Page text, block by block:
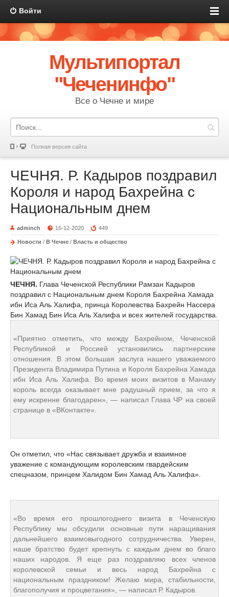
Войти
Мультипортал
"Чеченинфо"
Все о Чечне и мире
Полная версия сайта
ЧЕЧНЯ. Р. Кадыров поздравил
Короля и народ Бахрейна с
Национальным днем
adminch 16-12-2020 449
Новости / В Чечне / Власть и общество
ЧЕЧНЯ. Глава Чеченской Республики Рамзан Кадыров
поздравил с Национальным днем Короля Бахрейна Хамада
ибн Иса Аль Халифа, принца Королевства Бахрейн Нассера
Бин Хамад Бин Иса Аль Халифа и всех жителей государства.
«Приятно отметить, что между Бахрейном, Чеченской
Республикой и Россией установились партнерские
отношения. В этом большая заслуга нашего уважаемого
Президента Владимира Путина и Короля Бахрейна Хамада
ибн Иса Аль Халифа. Во время моих визитов в Манаму
король всегда оказывает мне радушный прием, за что я
ему искренне благодарен», — написал Глава ЧР на своей
странице в «ВКонтакте».
Он отметил, что «Нас связывает дружба и взаимное
уважение с командующим королевским гвардейским
спецназом, принцем Халидом Бин Хамад Аль Халифа».
«Во время его прошлогоднего визита в Чеченскую
Республику мы обсудили основные пути наращивания
дальнейшего взаимовыгодного сотрудничества. Уверен,
наше братство будет крепнуть с каждым днем во благо
наших народов. Я еще раз поздравляю всех членов
королевской семьи и весь народ Бахрейна с
национальным праздником! Желаю мира, стабильности,
благополучия и процветания», — написал Р. Кадыров.